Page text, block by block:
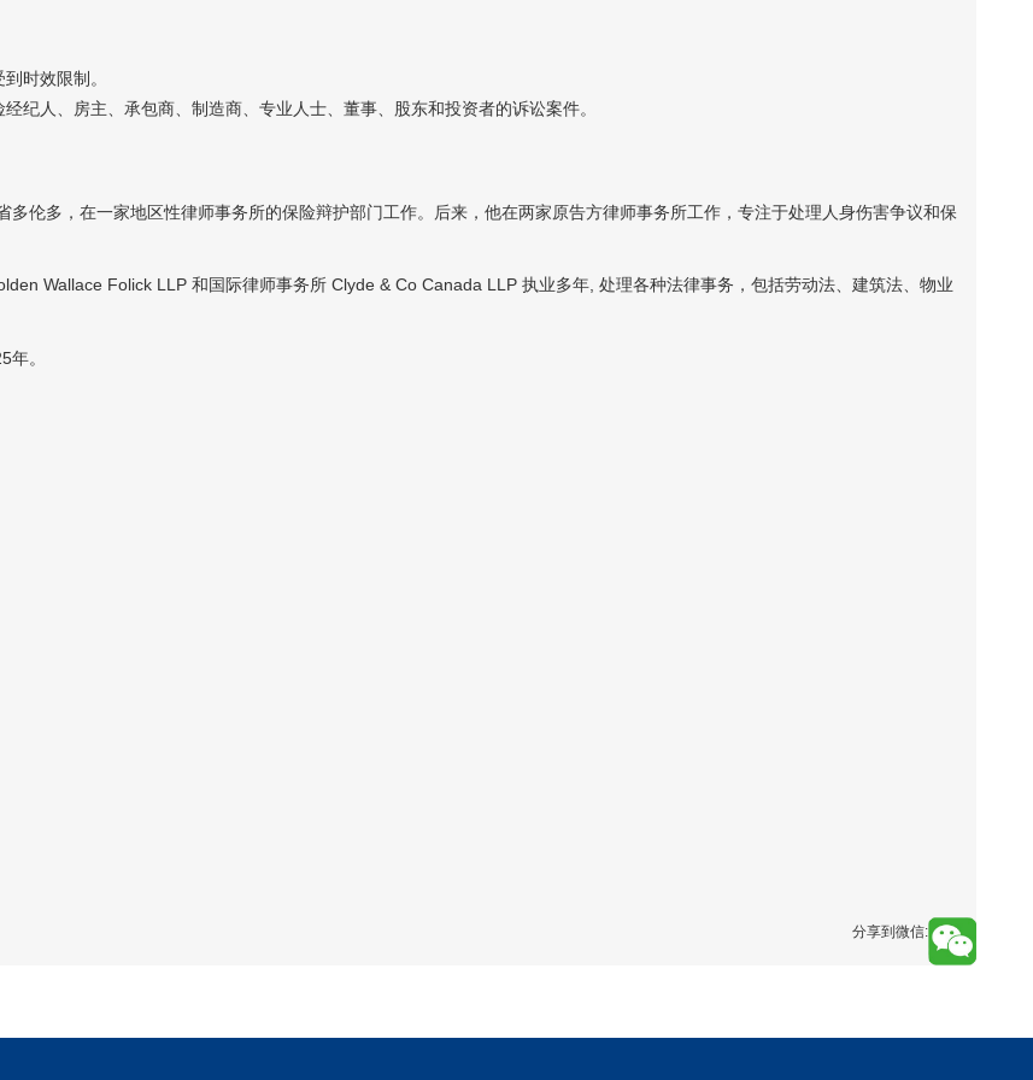
时效限制。
纪人、房主、承包商、制造商、专业人士、董事、股东和投资者的诉讼案件。
伦多，在一家地区性律师事务所的保险辩护部门工作。后来，他在两家原告方律师事务所工作，专注于处理人身伤害争议和保
Wallace Folick LLP 和国际律师事务所 Clyde & Co Canada LLP 执业多年, 处理各种法律事务，包括劳动法、建筑法、物业
。
分享到微信: